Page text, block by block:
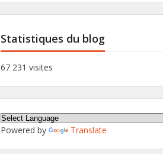
Statistiques du blog
67 231 visites
Powered by Translate